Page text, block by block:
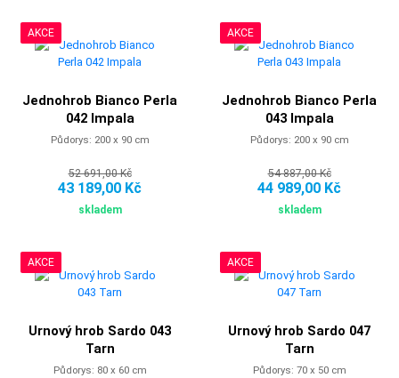
AKCE
Jednohrob Bianco Perla
042 Impala
Půdorys: 200 x 90 cm
52 691,00 Kč
43 189,00 Kč
skladem
AKCE
Jednohrob Bianco Perla
043 Impala
Půdorys: 200 x 90 cm
54 887,00 Kč
44 989,00 Kč
skladem
AKCE
Urnový hrob Sardo 043
Tarn
Půdorys: 80 x 60 cm
AKCE
Urnový hrob Sardo 047
Tarn
Půdorys: 70 x 50 cm